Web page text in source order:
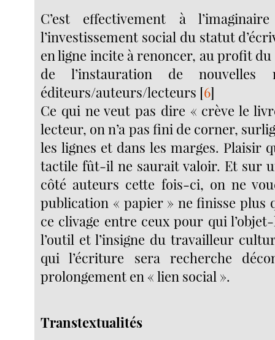
C’est effectivement à
l’investissement social du statut
en ligne incite à renoncer, au profit du
de l’instauration de nouvelles
éditeurs/auteurs/lecteurs [6]
Ce qui ne veut pas dire « crève le
lecteur, on n’a pas fini de corner,
les lignes et dans les marges. Plaisir
tactile fût-il ne saurait valoir. Et sur
côté auteurs cette fois-ci, on ne
publication « papier » ne finisse plus
ce clivage entre ceux pour qui
l’outil et l’insigne du travailleur
qui l’écriture sera recherche
prolongement en « lien social ».
Transtextualités